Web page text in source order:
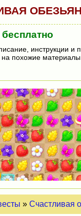
инструкции и
на похожие
»Счастливая